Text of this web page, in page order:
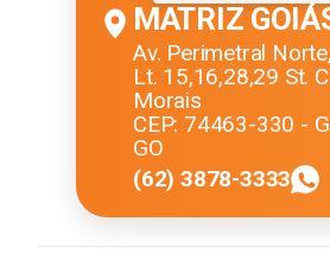
MATRIZ
Av. Perimetral
Lt. 15,16,28,29 St.
Morais
CEP: 74463-330 -
GO
(62) 3878-3333